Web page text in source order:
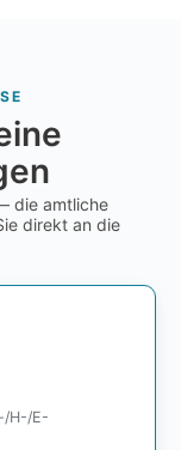
die amtliche
direkt an die
H-/E-